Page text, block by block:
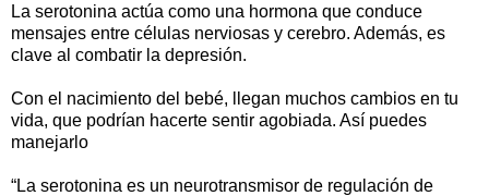
La serotonina actúa como una hormona que conduce
mensajes entre células nerviosas y cerebro. Además, es
clave al combatir la depresión.
Con el nacimiento del bebé, llegan muchos cambios en tu
vida, que podrían hacerte sentir agobiada. Así puedes
manejarlo
“La serotonina es un neurotransmisor de regulación de